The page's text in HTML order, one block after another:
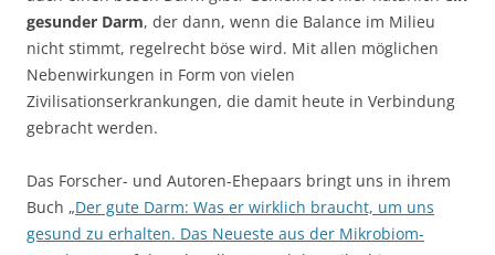
gesunder Darm, der dann, wenn die Balance im Milieu
nicht stimmt, regelrecht böse wird. Mit allen möglichen
Nebenwirkungen in Form von vielen
Zivilisationserkrankungen, die damit heute in Verbindung
gebracht werden.
Das Forscher- und Autoren-Ehepaars bringt uns in ihrem
Buch „Der gute Darm: Was er wirklich braucht, um uns
gesund zu erhalten. Das Neueste aus der Mikrobiom-